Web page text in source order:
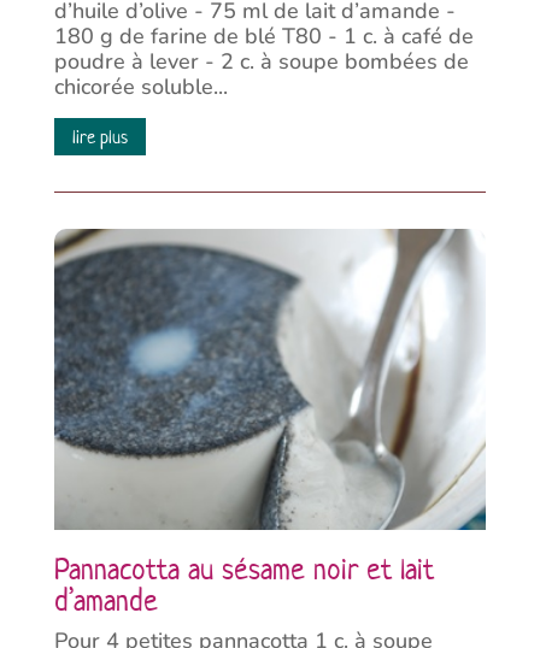
d’huile d’olive - 75 ml de lait d’amande -
180 g de farine de blé T80 - 1 c. à café de
poudre à lever - 2 c. à soupe bombées de
chicorée soluble...
lire plus
Pannacotta au sésame noir et lait
d’amande
Pour 4 petites pannacotta 1 c. à soupe